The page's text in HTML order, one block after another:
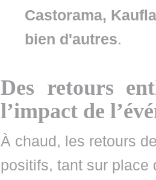
Castorama,
bien d'autres.
Des retours
l’impact de
À chaud, les retours
positifs, tant sur place